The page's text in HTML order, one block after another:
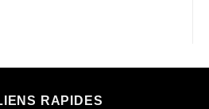
RAPIDES